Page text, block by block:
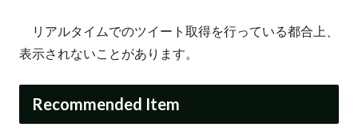
リアルタイムでのツイート取得を行っている都合上、
表示されないことがあります。
Recommended Item